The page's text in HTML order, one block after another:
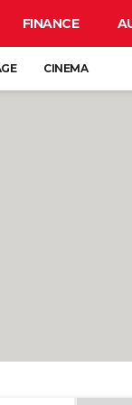
FINANCE
CINEMA